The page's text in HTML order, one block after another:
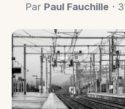
Par Paul Fauchille ·